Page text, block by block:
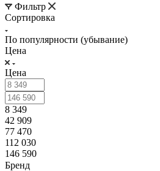
Фильтр
Сортировка
По популярности (убывание)
Цена
Цена
8 349
42 909
77 470
112 030
146 590
Бренд